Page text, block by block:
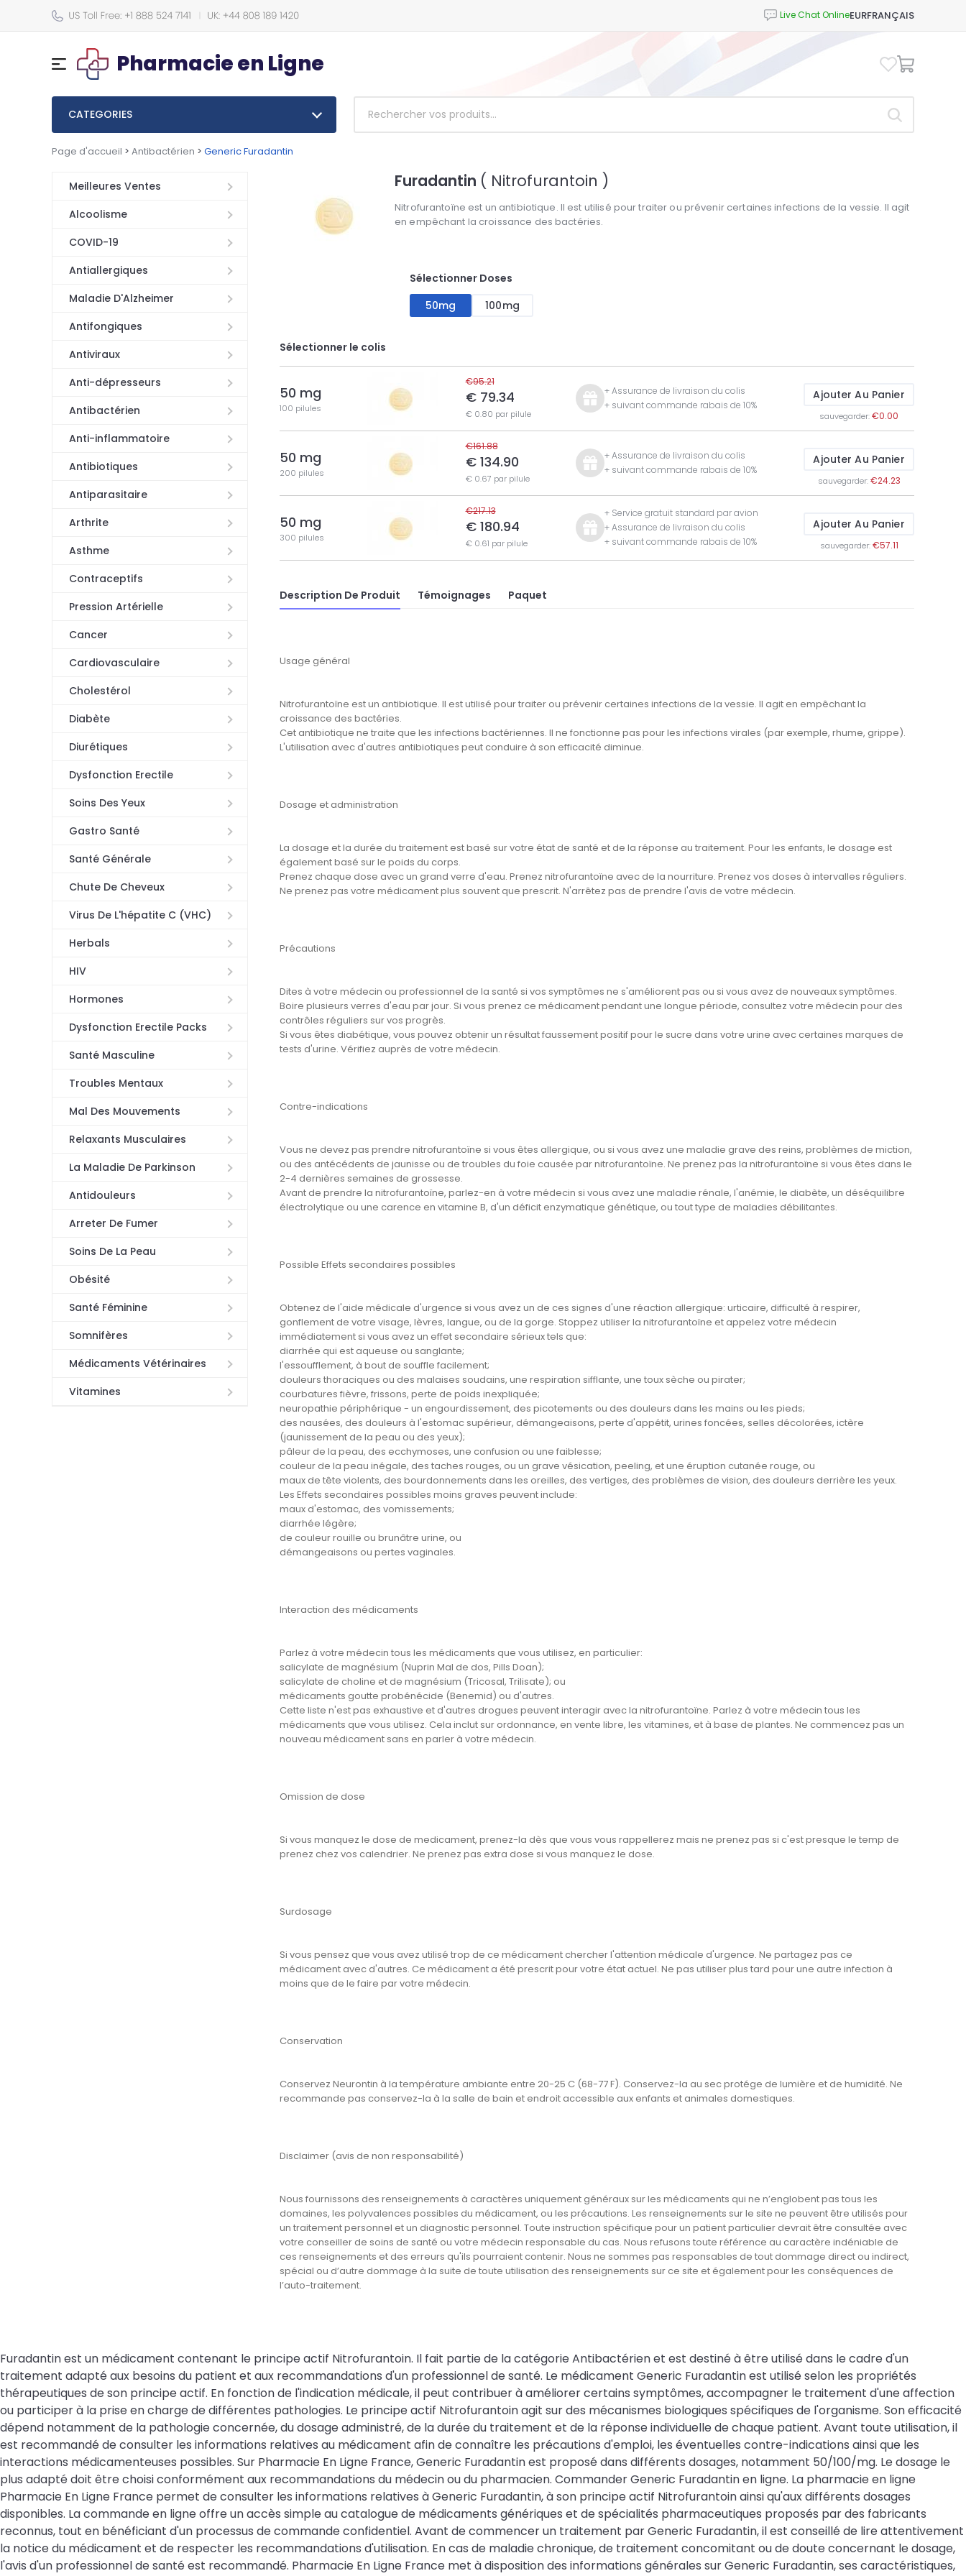
EURFRANÇAIS
Pharmacie en Ligne
CATEGORIES
Page d'accueil > Antibactérien > Generic Furadantin
Meilleures Ventes
Alcoolisme
COVID-19
Antiallergiques
Maladie D'Alzheimer
Antifongiques
Antiviraux
Anti-dépresseurs
Antibactérien
Anti-inflammatoire
Antibiotiques
Antiparasitaire
Arthrite
Asthme
Contraceptifs
Pression Artérielle
Cancer
Cardiovasculaire
Cholestérol
Diabète
Diurétiques
Dysfonction Erectile
Soins Des Yeux
Gastro Santé
Santé Générale
Chute De Cheveux
Virus De L'hépatite C (VHC)
Herbals
HIV
Hormones
Dysfonction Erectile Packs
Santé Masculine
Troubles Mentaux
Mal Des Mouvements
Relaxants Musculaires
La Maladie De Parkinson
Antidouleurs
Arreter De Fumer
Soins De La Peau
Obésité
Santé Féminine
Somnifères
Médicaments Vétérinaires
Vitamines
Furadantin ( Nitrofurantoin )
Nitrofurantoïne est un antibiotique. Il est utilisé pour traiter ou prévenir certaines infections de la vessie. Il agit
en empêchant la croissance des bactéries.
Sélectionner Doses
50mg
100mg
Sélectionner le colis
50 mg
100 pilules
€95.21
€ 79.34
€ 0.80 par pilule
+ Assurance de livraison du colis
+ suivant commande rabais de 10%
Ajouter Au Panier
sauvegarder:€0.00
50 mg
200 pilules
€161.88
€ 134.90
€ 0.67 par pilule
+ Assurance de livraison du colis
+ suivant commande rabais de 10%
Ajouter Au Panier
sauvegarder:€24.23
50 mg
300 pilules
€217.13
€ 180.94
€ 0.61 par pilule
+ Service gratuit standard par avion
+ Assurance de livraison du colis
+ suivant commande rabais de 10%
Ajouter Au Panier
sauvegarder:€57.11
Description De Produit Témoignages Paquet
Usage général
Nitrofurantoïne est un antibiotique. Il est utilisé pour traiter ou prévenir certaines infections de la vessie. Il agit en empêchant la
croissance des bactéries.
Cet antibiotique ne traite que les infections bactériennes. Il ne fonctionne pas pour les infections virales (par exemple, rhume, grippe).
L'utilisation avec d'autres antibiotiques peut conduire à son efficacité diminue.
Dosage et administration
La dosage et la durée du traitement est basé sur votre état de santé et de la réponse au traitement. Pour les enfants, le dosage est
également basé sur le poids du corps.
Prenez chaque dose avec un grand verre d'eau. Prenez nitrofurantoïne avec de la nourriture. Prenez vos doses à intervalles réguliers.
Ne prenez pas votre médicament plus souvent que prescrit. N'arrêtez pas de prendre l'avis de votre médecin.
Précautions
Dites à votre médecin ou professionnel de la santé si vos symptômes ne s'améliorent pas ou si vous avez de nouveaux symptômes.
Boire plusieurs verres d'eau par jour. Si vous prenez ce médicament pendant une longue période, consultez votre médecin pour des
contrôles réguliers sur vos progrès.
Si vous êtes diabétique, vous pouvez obtenir un résultat faussement positif pour le sucre dans votre urine avec certaines marques de
tests d'urine. Vérifiez auprès de votre médecin.
Contre-indications
Vous ne devez pas prendre nitrofurantoïne si vous êtes allergique, ou si vous avez une maladie grave des reins, problèmes de miction,
ou des antécédents de jaunisse ou de troubles du foie causée par nitrofurantoïne. Ne prenez pas la nitrofurantoïne si vous êtes dans le
2-4 dernières semaines de grossesse.
Avant de prendre la nitrofurantoïne, parlez-en à votre médecin si vous avez une maladie rénale, l'anémie, le diabète, un déséquilibre
électrolytique ou une carence en vitamine B, d'un déficit enzymatique génétique, ou tout type de maladies débilitantes.
Possible Effets secondaires possibles
Obtenez de l'aide médicale d'urgence si vous avez un de ces signes d'une réaction allergique: urticaire, difficulté à respirer,
gonflement de votre visage, lèvres, langue, ou de la gorge. Stoppez utiliser la nitrofurantoïne et appelez votre médecin
immédiatement si vous avez un effet secondaire sérieux tels que:
diarrhée qui est aqueuse ou sanglante;
l'essoufflement, à bout de souffle facilement;
douleurs thoraciques ou des malaises soudains, une respiration sifflante, une toux sèche ou pirater;
courbatures fièvre, frissons, perte de poids inexpliquée;
neuropathie périphérique - un engourdissement, des picotements ou des douleurs dans les mains ou les pieds;
des nausées, des douleurs à l'estomac supérieur, démangeaisons, perte d'appétit, urines foncées, selles décolorées, ictère
(jaunissement de la peau ou des yeux);
pâleur de la peau, des ecchymoses, une confusion ou une faiblesse;
couleur de la peau inégale, des taches rouges, ou un grave vésication, peeling, et une éruption cutanée rouge, ou
maux de tête violents, des bourdonnements dans les oreilles, des vertiges, des problèmes de vision, des douleurs derrière les yeux.
Les Effets secondaires possibles moins graves peuvent include:
maux d'estomac, des vomissements;
diarrhée légère;
de couleur rouille ou brunâtre urine, ou
démangeaisons ou pertes vaginales.
Interaction des médicaments
Parlez à votre médecin tous les médicaments que vous utilisez, en particulier:
salicylate de magnésium (Nuprin Mal de dos, Pills Doan);
salicylate de choline et de magnésium (Tricosal, Trilisate); ou
médicaments goutte probénécide (Benemid) ou d'autres.
Cette liste n'est pas exhaustive et d'autres drogues peuvent interagir avec la nitrofurantoïne. Parlez à votre médecin tous les
médicaments que vous utilisez. Cela inclut sur ordonnance, en vente libre, les vitamines, et à base de plantes. Ne commencez pas un
nouveau médicament sans en parler à votre médecin.
Omission de dose
Si vous manquez le dose de medicament, prenez-la dès que vous vous rappellerez mais ne prenez pas si c'est presque le temp de
prenez chez vos calendrier. Ne prenez pas extra dose si vous manquez le dose.
Surdosage
Si vous pensez que vous avez utilisé trop de ce médicament chercher l'attention médicale d'urgence. Ne partagez pas ce
médicament avec d'autres. Ce médicament a été prescrit pour votre état actuel. Ne pas utiliser plus tard pour une autre infection à
moins que de le faire par votre médecin.
Conservation
Conservez Neurontin à la température ambiante entre 20-25 C (68-77 F). Conservez-la au sec protége de lumière et de humidité. Ne
recommande pas conservez-la à la salle de bain et endroit accessible aux enfants et animales domestiques.
Disclaimer (avis de non responsabilité)
Nous fournissons des renseignements à caractères uniquement généraux sur les médicaments qui ne n’englobent pas tous les
domaines, les polyvalences possibles du médicament, ou les précautions. Les renseignements sur le site ne peuvent être utilisés pour
un traitement personnel et un diagnostic personnel. Toute instruction spécifique pour un patient particulier devrait être consultée avec
votre conseiller de soins de santé ou votre médecin responsable du cas. Nous refusons toute référence au caractère indéniable de
ces renseignements et des erreurs qu'ils pourraient contenir. Nous ne sommes pas responsables de tout dommage direct ou indirect,
spécial ou d’autre dommage à la suite de toute utilisation des renseignements sur ce site et également pour les conséquences de
l’auto-traitement.
Furadantin est un médicament contenant le principe actif Nitrofurantoin. Il fait partie de la catégorie Antibactérien et est destiné à être utilisé dans le cadre d'un
traitement adapté aux besoins du patient et aux recommandations d'un professionnel de santé. Le médicament Generic Furadantin est utilisé selon les propriétés
thérapeutiques de son principe actif. En fonction de l'indication médicale, il peut contribuer à améliorer certains symptômes, accompagner le traitement d'une affection
ou participer à la prise en charge de différentes pathologies. Le principe actif Nitrofurantoin agit sur des mécanismes biologiques spécifiques de l'organisme. Son efficacité
dépend notamment de la pathologie concernée, du dosage administré, de la durée du traitement et de la réponse individuelle de chaque patient. Avant toute utilisation, il
est recommandé de consulter les informations relatives au médicament afin de connaître les précautions d'emploi, les éventuelles contre-indications ainsi que les
interactions médicamenteuses possibles. Sur Pharmacie En Ligne France, Generic Furadantin est proposé dans différents dosages, notamment 50/100/mg. Le dosage le
plus adapté doit être choisi conformément aux recommandations du médecin ou du pharmacien. Commander Generic Furadantin en ligne. La pharmacie en ligne
Pharmacie En Ligne France permet de consulter les informations relatives à Generic Furadantin, à son principe actif Nitrofurantoin ainsi qu'aux différents dosages
disponibles. La commande en ligne offre un accès simple au catalogue de médicaments génériques et de spécialités pharmaceutiques proposés par des fabricants
reconnus, tout en bénéficiant d'un processus de commande confidentiel. Avant de commencer un traitement par Generic Furadantin, il est conseillé de lire attentivement
la notice du médicament et de respecter les recommandations d'utilisation. En cas de maladie chronique, de traitement concomitant ou de doute concernant le dosage,
l'avis d'un professionnel de santé est recommandé. Pharmacie En Ligne France met à disposition des informations générales sur Generic Furadantin, ses caractéristiques,